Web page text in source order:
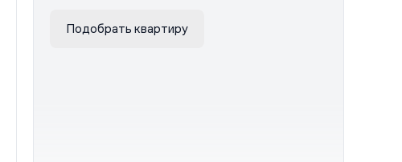
Подобрать квартиру